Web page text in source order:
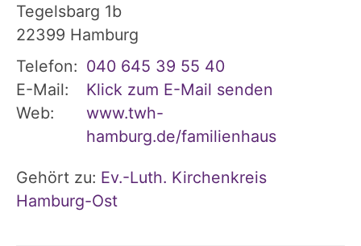
Tegelsbarg 1b
22399 Hamburg
Telefon: 040 645 39 55 40
E-Mail:
Klick zum E-Mail senden
Web:
www.twh-
hamburg.de/familienhaus
Gehört zu: Ev.-Luth. Kirchenkreis
Hamburg-Ost